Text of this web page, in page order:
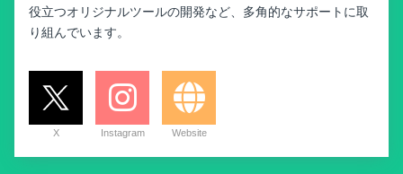
役立つオリジナルツールの開発など、多角的なサポートに取
り組んでいます。
X Instagram Website